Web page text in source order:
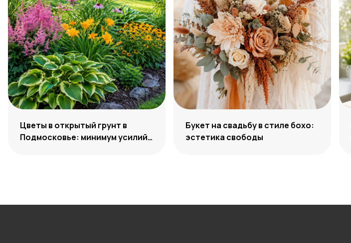
Цветы в открытый грунт в
Подмосковье: минимум усилий,
Букет на свадьбу в стиле бохо:
эстетика свободы